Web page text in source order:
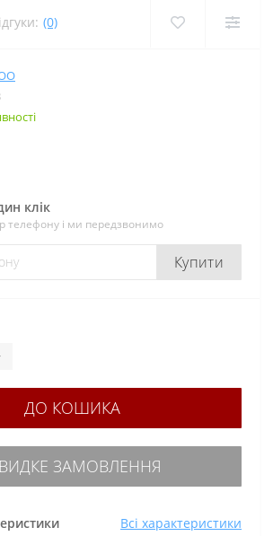
(0)
клік
телефону і ми передзвонимо
Купити
Всі характеристики
ДО КОШИКА
ЗАМОВЛЕННЯ